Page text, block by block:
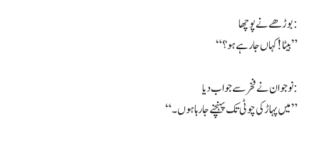
بوڑھے نے پوچھا:
“بیٹا! کہاں جا رہے ہو؟”
نوجوان نے فخر سے جواب دیا:
“میں پہاڑ کی چوٹی تک پہنچنے جا رہا ہوں۔”